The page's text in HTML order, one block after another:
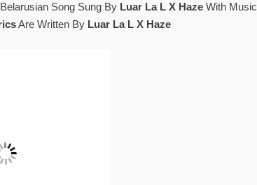
Song Sung By Luar La L X HazeWith Music
Are Written By Luar La L X Haze